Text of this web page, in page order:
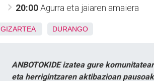
20:00 Agurra eta jaiaren amaiera
GIZARTEA DURANGO
ANBOTOKIDE izatea gure
eta herrigintzaren aktibazioan